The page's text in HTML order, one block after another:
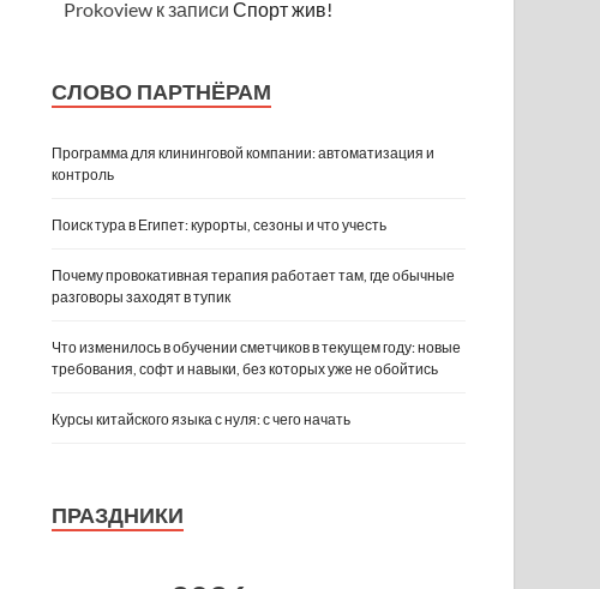
Prokoview к записиСпорт жив!
СЛОВО ПАРТНЁРАМ
Программа для клининговой компании: автоматизация и
контроль
Поиск тура в Египет: курорты, сезоны и что учесть
Почему провокативная терапия работает там, где обычные
разговоры заходят в тупик
Что изменилось в обучении сметчиков в текущем году: новые
требования, софт и навыки, без которых уже не обойтись
Курсы китайского языка с нуля: с чего начать
ПРАЗДНИКИ